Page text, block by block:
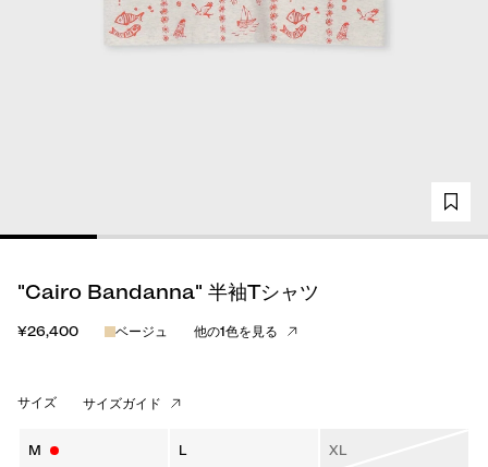
"Cairo Bandanna" 半袖Tシャツ
¥26,400 ベージュ 他の1色を見る
サイズ サイズガイド
M L XL